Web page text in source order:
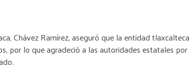
Chávez Ramírez, aseguró que la entidad tlaxcalteca
por lo que agradeció a las autoridades estatales por